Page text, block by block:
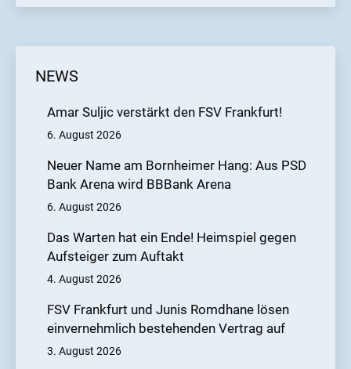
NEWS
Amar Suljic verstärkt den FSV Frankfurt!
6. August 2026
Neuer Name am Bornheimer Hang: Aus PSD
Bank Arena wird BBBank Arena
6. August 2026
Das Warten hat ein Ende! Heimspiel gegen
Aufsteiger zum Auftakt
4. August 2026
FSV Frankfurt und Junis Romdhane lösen
einvernehmlich bestehenden Vertrag auf
3. August 2026